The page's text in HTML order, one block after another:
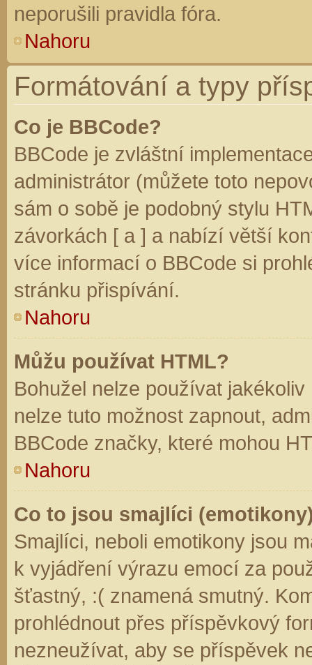
neporušili pravidla fóra.
Nahoru
Formátování a typy
Co je BBCode?
BBCode je zvláštní
administrátor (můžete toto
sám o sobě je podobný stylu
závorkách [ a ] a nabízí větší
více informací o BBCode si
stránku přispívání.
Nahoru
Můžu používat HTML?
Bohužel nelze používat
nelze tuto možnost zapnout,
BBCode značky, které mohou
Nahoru
Co to jsou smajlíci
Smajlíci, neboli emotikony jsou
k vyjádření výrazu emocí za
šťastný, :( znamená smutný.
prohlédnout přes příspěvkový
nezneužívat, aby se příspěvek